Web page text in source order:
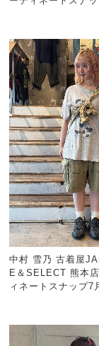
中村 雪乃 古着屋
E＆SELECT 熊本
ィネートスナップ7